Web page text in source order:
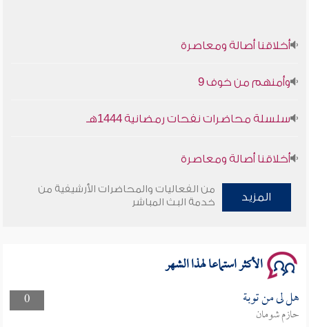
أخلاقنا أصالة ومعاصرة
وأمنهم من خوف 9
سلسلة محاضرات نفحات رمضانية 1444هـ
أخلاقنا أصالة ومعاصرة
وأمنهم من خوف 9
المزيد
من الفعاليات والمحاضرات الأرشيفية من
خدمة البث المباشر
الأكثر استماعا لهذا الشهر
0 هل لى من توبة
حازم شومان